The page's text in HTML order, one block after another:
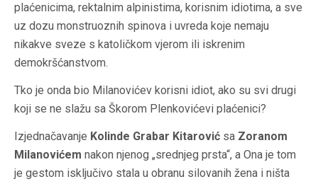
plaćenicima, rektalnim alpinistima, korisnim idiotima, a sve
uz dozu monstruoznih spinova i uvreda koje nemaju
nikakve sveze s katoličkom vjerom ili iskrenim
demokršćanstvom.
Tko je onda bio Milanovićev korisni idiot, ako su svi drugi
koji se ne slažu sa Škorom Plenkovićevi plaćenici?
Izjednačavanje Kolinde Grabar Kitarović sa Zoranom
Milanovićem nakon njenog „srednjeg prsta“, a Ona je tom
je gestom isključivo stala u obranu silovanih žena i ništa